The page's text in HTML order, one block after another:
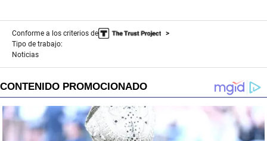
Conforme a los criterios de
Tipo de trabajo:
Noticias